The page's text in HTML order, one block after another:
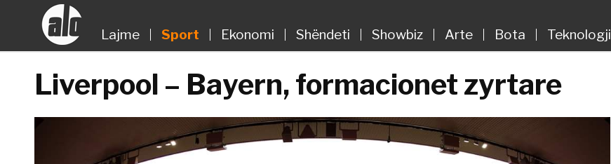
Lajme Sport Ekonomi Shëndeti Showbiz Arte Bota Teknologji
Liverpool – Bayern, formacionet zyrtare